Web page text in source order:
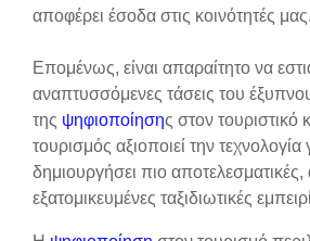
αποφέρει έσοδα στις κοινότητές μας.
Επομένως, είναι απαραίτητο να
αναπτυσσόμενες τάσεις του
της ψηφιοποίησης στον
τουρισμός αξιοποιεί την τεχνολογία
δημιουργήσει πιο αποτελεσματικές,
εξατομικευμένες ταξιδιωτικές